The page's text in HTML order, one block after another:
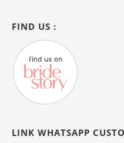
FIND US :
LINK WHATSAPP